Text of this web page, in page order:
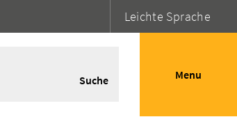
Leichte Sprache
Suche Menu